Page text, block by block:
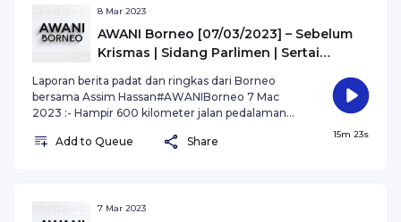
Kalimantan.#AWANInews #MalaysiaBangkit
8 Mar 2023
AWANI Borneo [07/03/2023] – Sebelum
Krismas | Sidang Parlimen | Sertai
Laporan berita padat dan ringkas dari Borneo
bersama Assim Hassan#AWANIBorneo 7 Mac
2023 :- Hampir 600 kilometer jalan pedalaman
Lebih 200 guru 'one-off' tidak lapor diri ke
Add to Queue Share
15m 23s
7 Mar 2023